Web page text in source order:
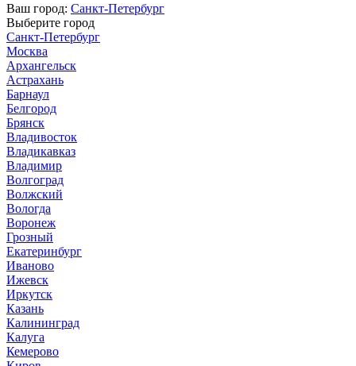
Ваш город: Санкт-Петербург
Выберите город
Санкт-Петербург
Москва
Архангельск
Астрахань
Барнаул
Белгород
Брянск
Владивосток
Владикавказ
Владимир
Волгоград
Волжский
Вологда
Воронеж
Грозный
Екатеринбург
Иваново
Ижевск
Иркутск
Казань
Калининград
Калуга
Кемерово